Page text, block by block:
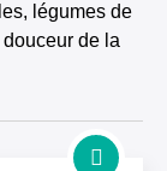
légumes de
de la